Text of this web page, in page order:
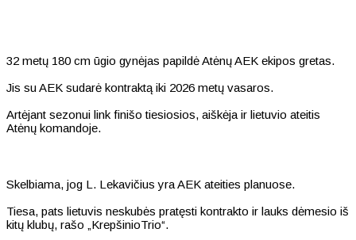
32 metų 180 cm ūgio gynėjas papildė Atėnų AEK ekipos gretas.
Jis su AEK sudarė kontraktą iki 2026 metų vasaros.
Artėjant sezonui link finišo tiesiosios, aiškėja ir lietuvio ateitis
Atėnų komandoje.
Skelbiama, jog L. Lekavičius yra AEK ateities planuose.
Tiesa, pats lietuvis neskubės pratęsti kontrakto ir lauks dėmesio iš
kitų klubų, rašo „KrepšinioTrio“.